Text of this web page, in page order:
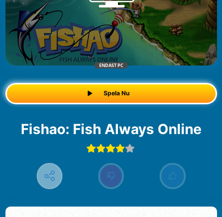
ENDAST PC
Spela Nu
Fishao: Fish Always Online